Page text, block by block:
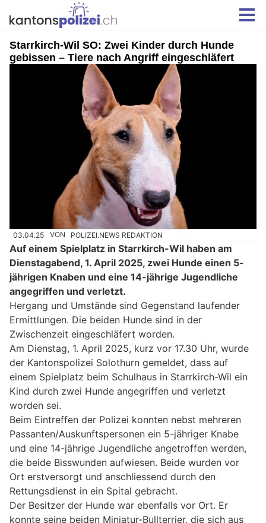
Starrkirch-Wil SO: Zwei Kinder durch Hunde
gebissen – Tiere nach Angriff eingeschläfert
03.04.25 VON POLIZEI.NEWS REDAKTION
Auf einem Spielplatz in Starrkirch-Wil haben am
Dienstagabend, 1. April 2025, zwei Hunde einen 5-
jährigen Knaben und eine 14-jährige Jugendliche
angegriffen und verletzt.
Hergang und Umstände sind Gegenstand laufender
Ermittlungen. Die beiden Hunde sind in der
Zwischenzeit eingeschläfert worden.
Am Dienstag, 1. April 2025, kurz vor 17.30 Uhr, wurde
der Kantonspolizei Solothurn gemeldet, dass auf
einem Spielplatz beim Schulhaus in Starrkirch-Wil ein
Kind durch zwei Hunde angegriffen und verletzt
worden sei.
Beim Eintreffen der Polizei konnten nebst mehreren
Passanten/Auskunftspersonen ein 5-jähriger Knabe
und eine 14-jährige Jugendliche angetroffen werden,
die beide Bisswunden aufwiesen. Beide wurden vor
Ort erstversorgt und anschliessend durch den
Rettungsdienst in ein Spital gebracht.
Der Besitzer der Hunde war ebenfalls vor Ort. Er
konnte seine beiden Miniatur-Bullterrier, die sich aus